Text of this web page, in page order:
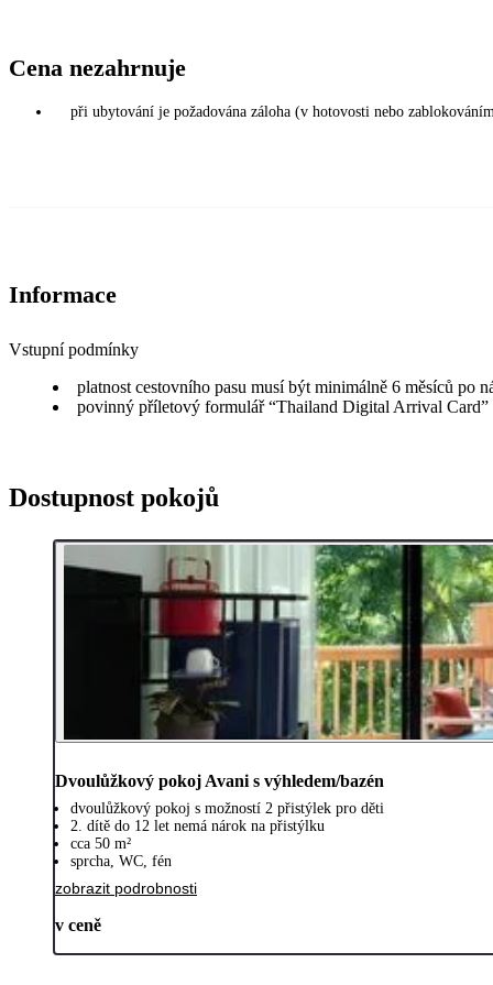
Cena nezahrnuje
při ubytování je požadována záloha (v hotovosti nebo
Informace
Vstupní podmínky
platnost cestovního pasu musí být minimálně 6 měsíců po
povinný příletový formulář “Thailand Digital Arrival Card”
Dostupnost pokojů
Dvoulůžkový pokoj Avani s výhledem/bazén
dvoulůžkový pokoj s možností 2 přistýlek pro děti
2. dítě do 12 let nemá nárok na přistýlku
cca 50 m²
sprcha, WC, fén
zobrazit podrobnosti
v ceně